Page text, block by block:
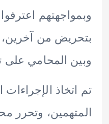
اعترفوا
من آخرين، بسبب
المحامي على تولي
الإجراءات
وتحرر محضر